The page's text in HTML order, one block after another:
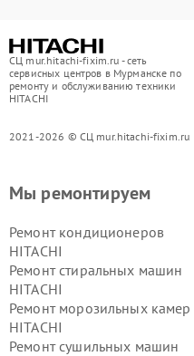
СЦ mur.hitachi-fixim.ru - сеть
сервисных центров в Мурманске по
ремонту и обслуживанию техники
HITACHI
2021-2026 © СЦ mur.hitachi-fixim.ru
Мы ремонтируем
Ремонт кондиционеров
HITACHI
Ремонт стиральных машин
HITACHI
Ремонт морозильных камер
HITACHI
Ремонт сушильных машин